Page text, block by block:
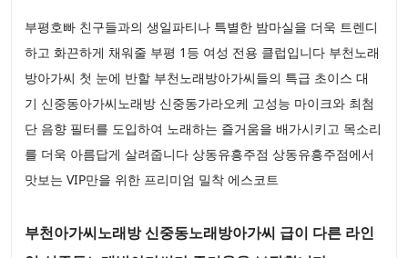
부평호빠 친구들과의 생일파티나 특별한 밤마실을 더욱 트렌디
하고 화끈하게 채워줄 부평 1등 여성 전용 클럽입니다 부천노래
방아가씨 첫 눈에 반할 부천노래방아가씨들의 특급 초이스 대
기 신중동아가씨노래방 신중동가라오케 고성능 마이크와 최첨
단 음향 필터를 도입하여 노래하는 즐거움을 배가시키고 목소리
를 더욱 아름답게 살려줍니다 상동유흥주점 상동유흥주점에서
맛보는 VIP만을 위한 프리미엄 밀착 에스코트
부천아가씨노래방 신중동노래방아가씨 급이 다른 라인